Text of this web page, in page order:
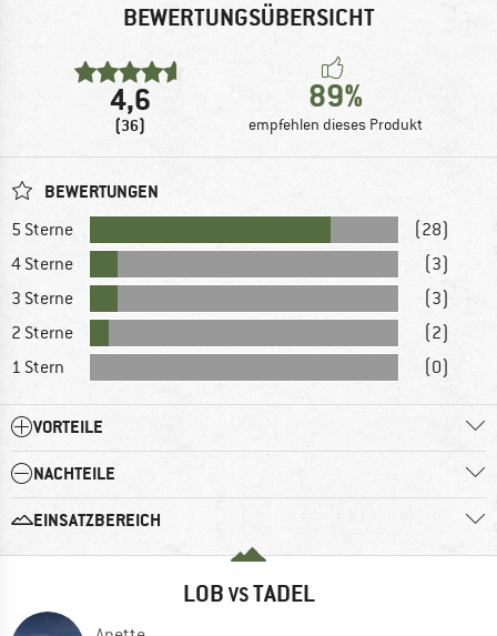
BEWERTUNGSÜBERSICHT
4,6
(36)
89%
empfehlen dieses Produkt
BEWERTUNGEN
5 Sterne
(28)
4 Sterne
(3)
3 Sterne
(3)
2 Sterne
(2)
1 Stern
(0)
VORTEILE
NACHTEILE
EINSATZBEREICH
LOB VSTADEL